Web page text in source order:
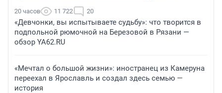
20 часов 11 722 20
«Девчонки, вы испытываете судьбу»: что творится в
подпольной рюмочной на Березовой в Рязани —
обзор YA62.RU
«Мечтал о большой жизни»: иностранец из Камеруна
переехал в Ярославль и создал здесь семью —
история